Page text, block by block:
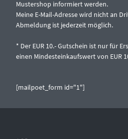
Mustershop informiert werden.
Meine E-Mail-Adresse wird nicht an
Abmeldung ist jederzeit möglich.
* Der EUR 10.- Gutschein ist nur für
einen Mindesteinkaufswert von EUR
[mailpoet_form id="1"]